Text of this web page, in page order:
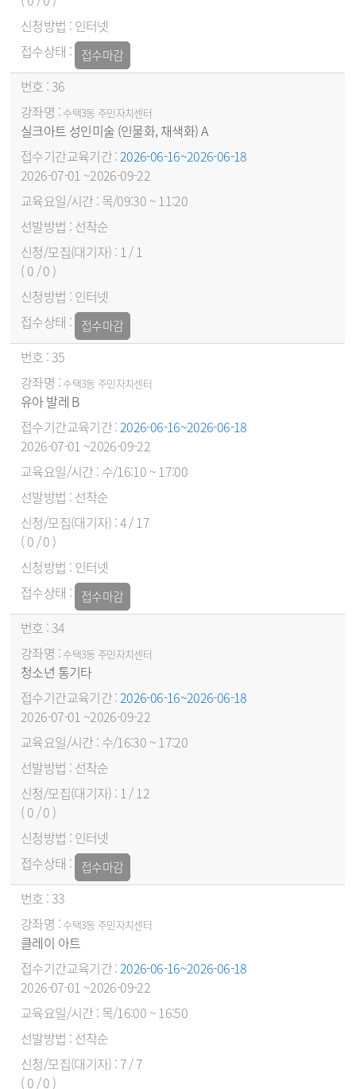
인터넷
접수마감
36
수택3동 주민자치센터
실크아트 성인미술 (인물화, 채색화) A
2026-06-16~2026-06-18
2026-07-01 ~2026-09-22
목/09:30 ~ 11:20
선착순
1 / 1
( 0 / 0 )
인터넷
접수마감
35
수택3동 주민자치센터
유아 발레 B
2026-06-16~2026-06-18
2026-07-01 ~2026-09-22
수/16:10 ~ 17:00
선착순
4 / 17
( 0 / 0 )
인터넷
접수마감
34
수택3동 주민자치센터
청소년 통기타
2026-06-16~2026-06-18
2026-07-01 ~2026-09-22
수/16:30 ~ 17:20
선착순
1 / 12
( 0 / 0 )
인터넷
접수마감
33
수택3동 주민자치센터
클레이 아트
2026-06-16~2026-06-18
2026-07-01 ~2026-09-22
목/16:00 ~ 16:50
선착순
7 / 7
( 0 / 0 )